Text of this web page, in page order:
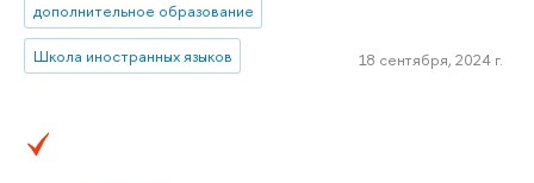
дополнительное образование
Школа иностранных языков 18 сентября, 2024 г.